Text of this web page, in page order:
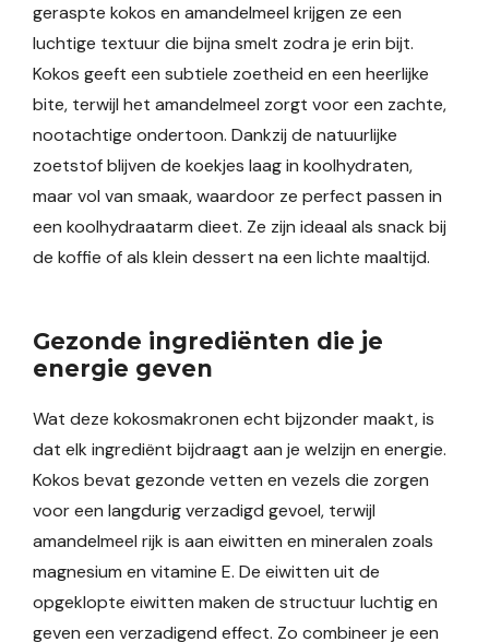
geraspte kokos en amandelmeel krijgen ze een
luchtige textuur die bijna smelt zodra je erin bijt.
Kokos geeft een subtiele zoetheid en een heerlijke
bite, terwijl het amandelmeel zorgt voor een zachte,
nootachtige ondertoon. Dankzij de natuurlijke
zoetstof blijven de koekjes laag in koolhydraten,
maar vol van smaak, waardoor ze perfect passen in
een koolhydraatarm dieet. Ze zijn ideaal als snack bij
de koffie of als klein dessert na een lichte maaltijd.
Gezonde ingrediënten die je
energie geven
Wat deze kokosmakronen echt bijzonder maakt, is
dat elk ingrediënt bijdraagt aan je welzijn en energie.
Kokos bevat gezonde vetten en vezels die zorgen
voor een langdurig verzadigd gevoel, terwijl
amandelmeel rijk is aan eiwitten en mineralen zoals
magnesium en vitamine E. De eiwitten uit de
opgeklopte eiwitten maken de structuur luchtig en
geven een verzadigend effect. Zo combineer je een